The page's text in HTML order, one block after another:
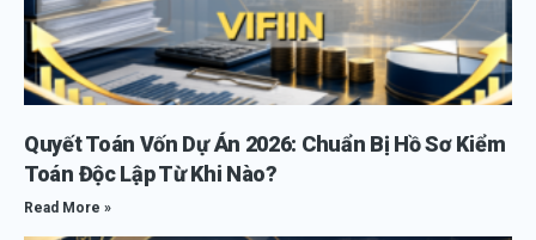
Quyết Toán Vốn Dự Án 2026: Chuẩn Bị Hồ Sơ Kiểm
Toán Độc Lập Từ Khi Nào?
Read More »